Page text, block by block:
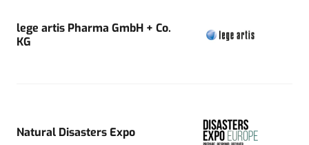
lege artis Pharma GmbH + Co.
KG
Natural Disasters Expo